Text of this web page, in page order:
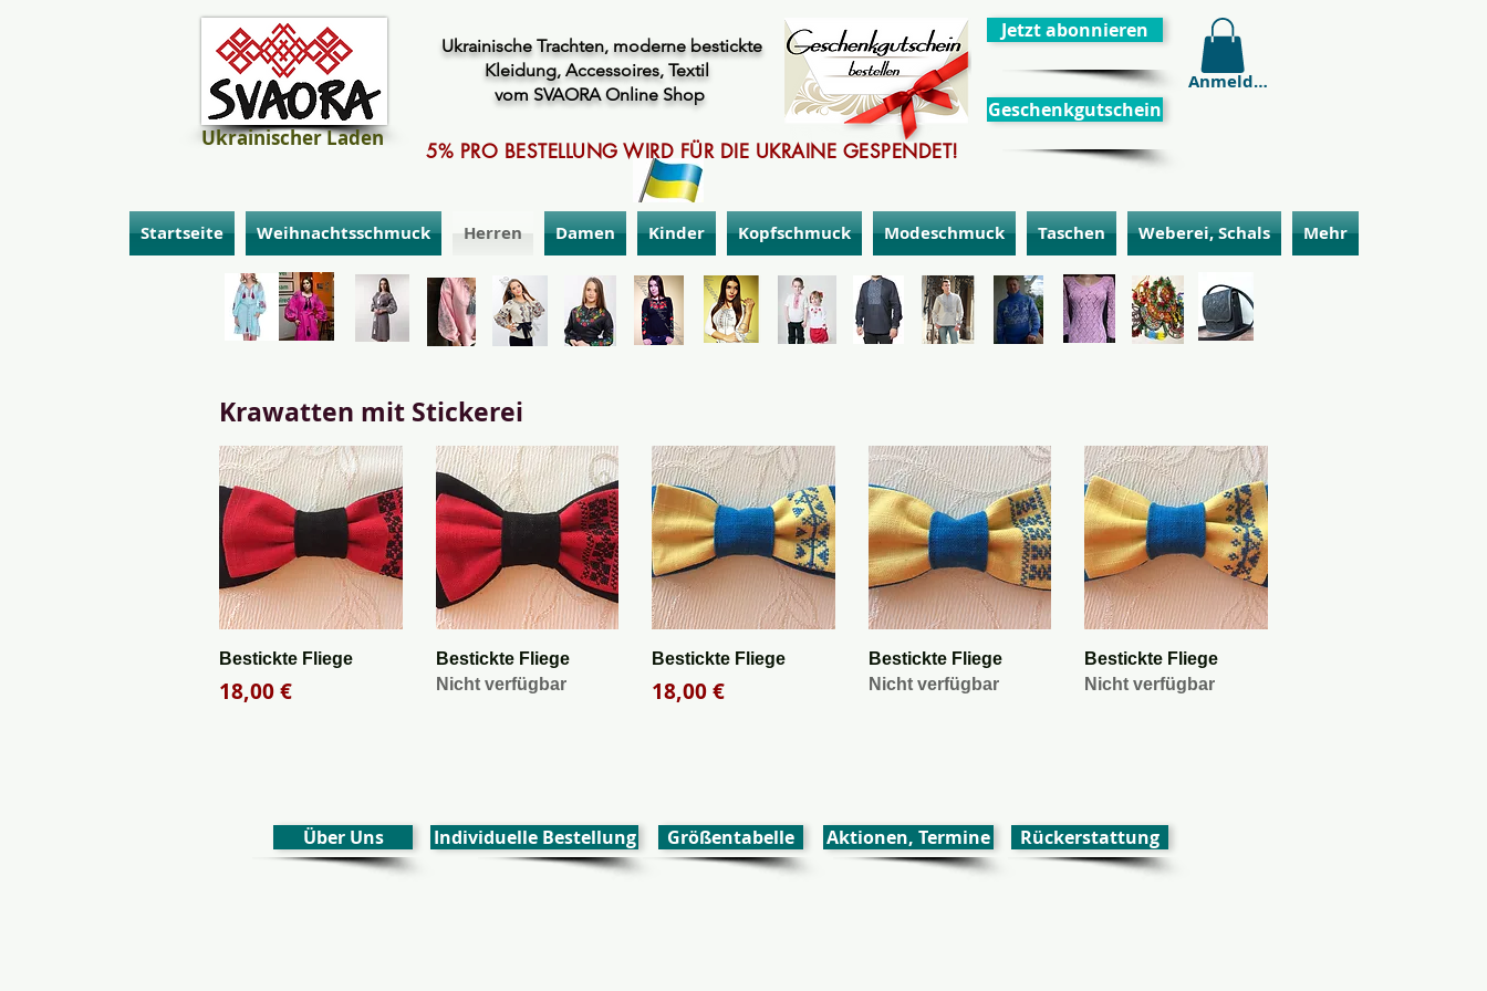
Ukrainische Trachten, moderne bestickte
Kleidung, Accessoires, Textil
vom SVAORA Online Shop
Jetzt abonnieren
Geschenkgutschein
5% PRO BESTELLUNG WIRD FÜR DIE UKRAINE GESPENDET!
Ukrainischer Laden
Anmelden
Startseite Weihnachtsschmuck Herren Damen Kinder Kopfschmuck Modeschmuck Taschen Weberei, Schals Mehr
Krawatten mit Stickerei
Schnellansicht
Bestickte Fliege
Preis
18,00 €
Schnellansicht
Bestickte Fliege
Nicht verfügbar
Schnellansicht
Bestickte Fliege
Preis
18,00 €
Schnellansicht
Bestickte Fliege
Nicht verfügbar
Schnellansicht
Bestickte Fliege
Nicht verfügbar
Über Uns Individuelle Bestellung Größentabelle Aktionen, Termine Rückerstattung